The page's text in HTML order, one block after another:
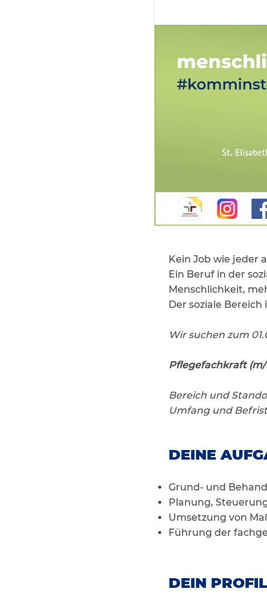
Kein Job wie jeder
Ein Beruf in der
Menschlichkeit,
Der soziale
Wir suchen zum
Pflegefachkraft (m/
Bereich und
Umfang und
DEINE
Grund- und
Planung,
Umsetzung von
Führung der
DEIN